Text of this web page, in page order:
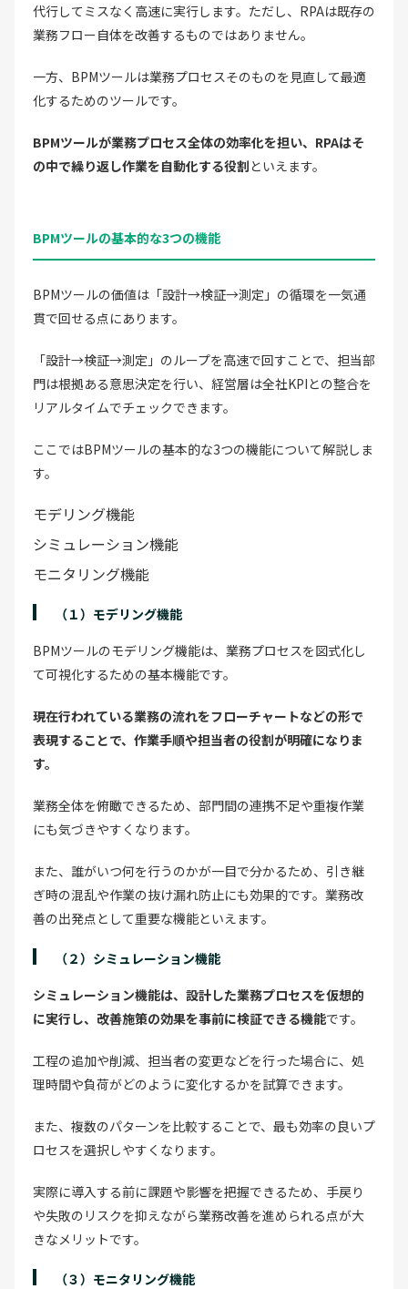
代行してミスなく高速に実行します。ただし、RPAは既存の
業務フロー自体を改善するものではありません。
一方、BPMツールは業務プロセスそのものを見直して最適
化するためのツールです。
BPMツールが業務プロセス全体の効率化を担い、RPAはそ
の中で繰り返し作業を自動化する役割といえます。
BPMツールの基本的な3つの機能
BPMツールの価値は「設計→検証→測定」の循環を一気通
貫で回せる点にあります。
「設計→検証→測定」のループを高速で回すことで、担当部
門は根拠ある意思決定を行い、経営層は全社KPIとの整合を
リアルタイムでチェックできます。
ここではBPMツールの基本的な3つの機能について解説しま
す。
モデリング機能
シミュレーション機能
モニタリング機能
（１）モデリング機能
BPMツールのモデリング機能は、業務プロセスを図式化し
て可視化するための基本機能です。
現在行われている業務の流れをフローチャートなどの形で
表現することで、作業手順や担当者の役割が明確になりま
す。
業務全体を俯瞰できるため、部門間の連携不足や重複作業
にも気づきやすくなります。
また、誰がいつ何を行うのかが一目で分かるため、引き継
ぎ時の混乱や作業の抜け漏れ防止にも効果的です。業務改
善の出発点として重要な機能といえます。
（２）シミュレーション機能
シミュレーション機能は、設計した業務プロセスを仮想的
に実行し、改善施策の効果を事前に検証できる機能です。
工程の追加や削減、担当者の変更などを行った場合に、処
理時間や負荷がどのように変化するかを試算できます。
また、複数のパターンを比較することで、最も効率の良いプ
ロセスを選択しやすくなります。
実際に導入する前に課題や影響を把握できるため、手戻り
や失敗のリスクを抑えながら業務改善を進められる点が大
きなメリットです。
（３）モニタリング機能